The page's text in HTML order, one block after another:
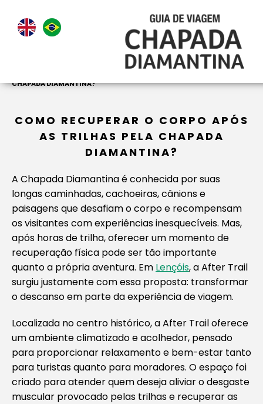
CHAPADA DIAMANTINA?
COMO RECUPERAR O CORPO APÓS
AS TRILHAS PELA CHAPADA
DIAMANTINA?
A Chapada Diamantina é conhecida por suas
longas caminhadas, cachoeiras, cânions e
paisagens que desafiam o corpo e recompensam
os visitantes com experiências inesquecíveis. Mas,
após horas de trilha, oferecer um momento de
recuperação física pode ser tão importante
quanto a própria aventura. Em Lençóis, a After Trail
surgiu justamente com essa proposta: transformar
o descanso em parte da experiência de viagem.
Localizada no centro histórico, a After Trail oferece
um ambiente climatizado e acolhedor, pensado
para proporcionar relaxamento e bem-estar tanto
para turistas quanto para moradores. O espaço foi
criado para atender quem deseja aliviar o desgaste
muscular provocado pelas trilhas e recuperar as